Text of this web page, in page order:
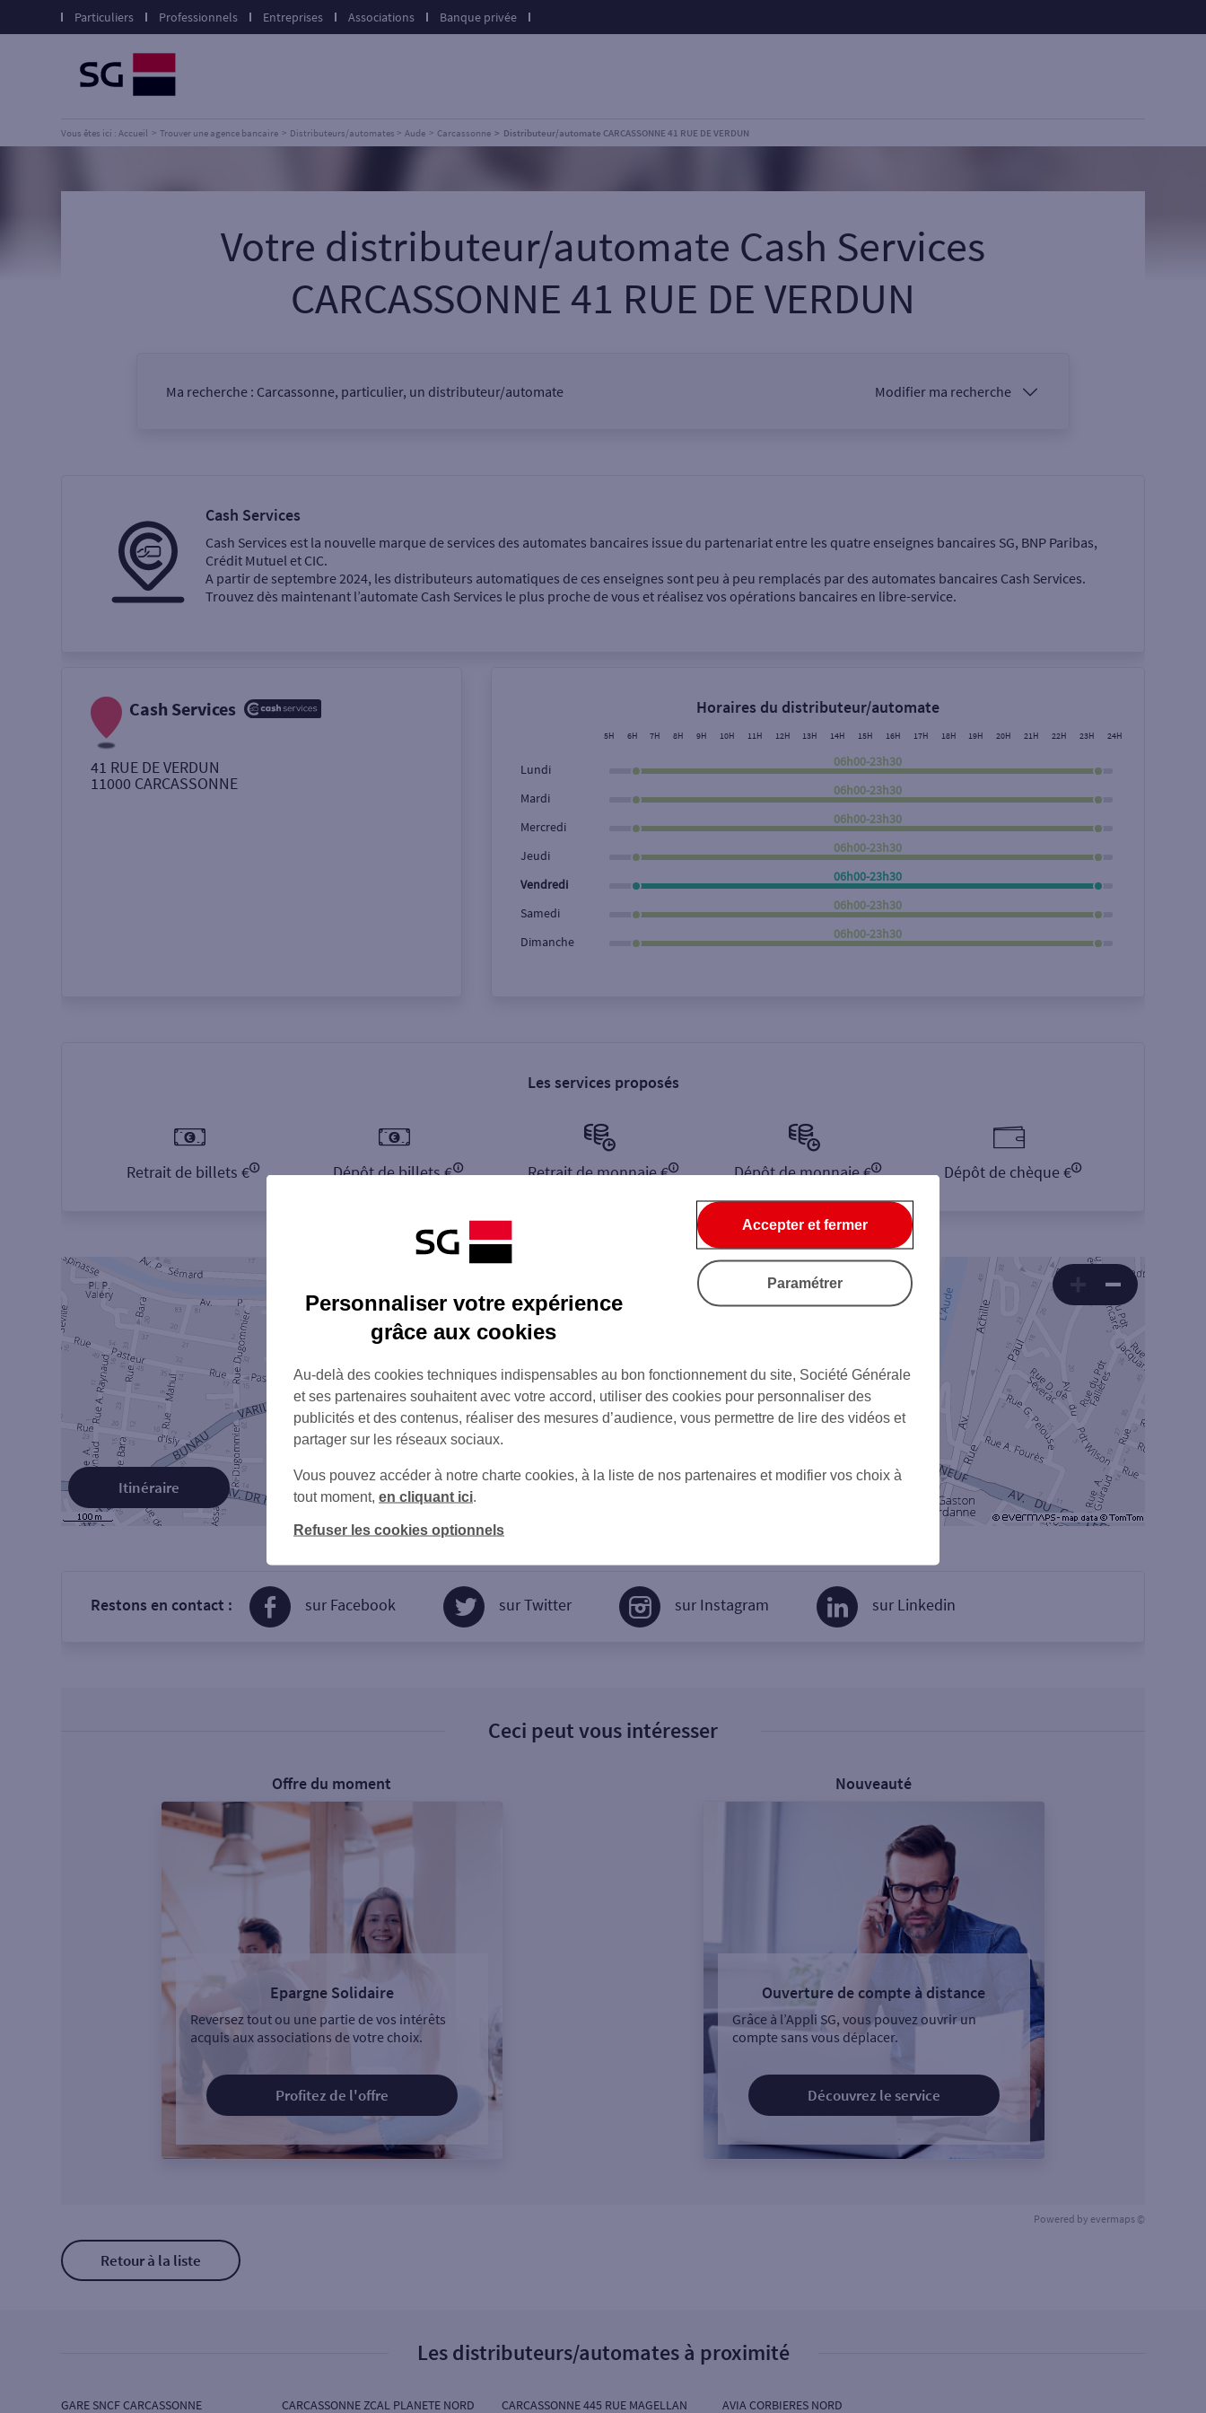
Particuliers Professionnels Entreprises Associations Banque privée
Vous êtes ici : Accueil Trouver une agence bancaire Distributeurs/automates Aude Carcassonne Distributeur/automate CARCASSONNE 41 RUE DE VERDUN
Votre distributeur/automate Cash Services
CARCASSONNE 41 RUE DE VERDUN
Ma recherche : Carcassonne, particulier, un distributeur/automate Modifier ma recherche
Ma recherche
Retrait de billets €
Retrait de monnaie €
Rue Rechercher
Cash Services
Cash Services est la nouvelle marque de services des automates bancaires issue du partenariat entre les quatre enseignes bancaires SG, BNP Paribas,
Crédit Mutuel et CIC.
A partir de septembre 2024, les distributeurs automatiques de ces enseignes sont peu à peu remplacés par des automates bancaires Cash Services.
Trouvez dès maintenant l’automate Cash Services le plus proche de vous et réalisez vos opérations bancaires en libre-service.
Cash Services
41 RUE DE VERDUN
11000 CARCASSONNE
Horaires du distributeur/automate
5H 6H 7H 8H 9H 10H 11H 12H 13H 14H 15H 16H 17H 18H 19H 20H 21H 22H 23H 24H
Lundi
06h00-23h30
Mardi
06h00-23h30
Mercredi
06h00-23h30
Jeudi
06h00-23h30
Vendredi
06h00-23h30
Samedi
06h00-23h30
Dimanche
06h00-23h30
Les services proposés
Retrait de billets € Dépôt de billets € Retrait de monnaie € Dépôt de monnaie € Dépôt de chèque €
Itinéraire
Restons en contact : sur Facebook sur Twitter sur Instagram sur Linkedin
Ceci peut vous intéresser
Offre du moment
Epargne Solidaire
Reversez tout ou une partie de vos intérêts
acquis aux associations de votre choix.
Profitez de l'offre
Nouveauté
Ouverture de compte à distance
Grâce à l’Appli SG, vous pouvez ouvrir un
compte sans vous déplacer.
Découvrez le service
Powered by evermaps ©
Retour à la liste
Les distributeurs/automates à proximité
GARE SNCF CARCASSONNE CARCASSONNE ZCAL PLANETE NORD CARCASSONNE 445 RUE MAGELLAN AVIA CORBIERES NORD
Personnaliser votre expérience
grâce aux cookies
Au-delà des cookies techniques indispensables au bon fonctionnement du site, Société Générale
et ses partenaires souhaitent avec votre accord, utiliser des cookies pour personnaliser des
publicités et des contenus, réaliser des mesures d’audience, vous permettre de lire des vidéos et
partager sur les réseaux sociaux.
Vous pouvez accéder à notre charte cookies, à la liste de nos partenaires et modifier vos choix à
tout moment, en cliquant ici
Refuser les cookies optionnels
Accepter et fermer
Paramétrer